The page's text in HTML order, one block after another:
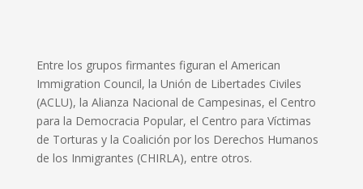
Entre los grupos firmantes figuran el American
Immigration Council, la Unión de Libertades Civiles
(ACLU), la Alianza Nacional de Campesinas, el Centro
para la Democracia Popular, el Centro para Víctimas
de Torturas y la Coalición por los Derechos Humanos
de los Inmigrantes (CHIRLA), entre otros.